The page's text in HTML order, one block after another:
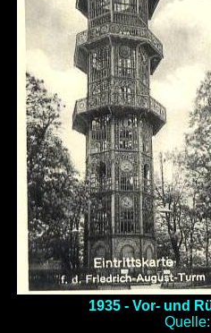
1935 - Vor- und